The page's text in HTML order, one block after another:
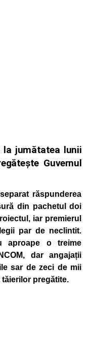
la jumătatea lunii
Guvernul
răspunderea
din pachetul doi
iar premierul
par de neclintit.
aproape o treime
dar angajații
sar de zeci de mii
pregătite.